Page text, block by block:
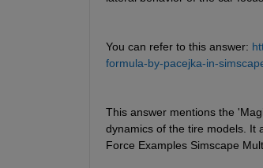
You can refer to this answer:
formula-by-pacejka-in-
This answer mentions the
dynamics of the tire models. It
Force Examples Simscape